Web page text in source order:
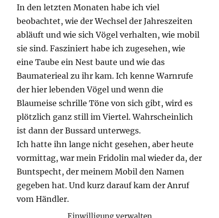
Einwilligung verwalten
In den letzten Monaten habe ich viel
beobachtet, wie der Wechsel der Jahreszeiten
abläuft und wie sich Vögel verhalten, wie mobil
sie sind. Fasziniert habe ich zugesehen, wie
eine Taube ein Nest baute und wie das
Baumaterieal zu ihr kam. Ich kenne Warnrufe
der hier lebenden Vögel und wenn die
Blaumeise schrille Töne von sich gibt, wird es
plötzlich ganz still im Viertel. Wahrscheinlich
ist dann der Bussard unterwegs.
Ich hatte ihn lange nicht gesehen, aber heute
vormittag, war mein Fridolin mal wieder da, der
Buntspecht, der meinem Mobil den Namen
gegeben hat. Und kurz darauf kam der Anruf
vom Händler.